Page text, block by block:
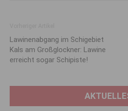
Lawinenabgang im Schigebiet
Kals am Großglockner: Lawine
erreicht sogar Schipiste!